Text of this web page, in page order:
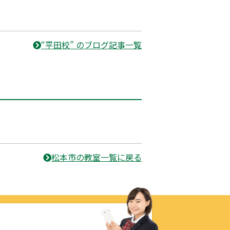
“平田校” のブログ記事一覧
松本市の教室一覧に戻る